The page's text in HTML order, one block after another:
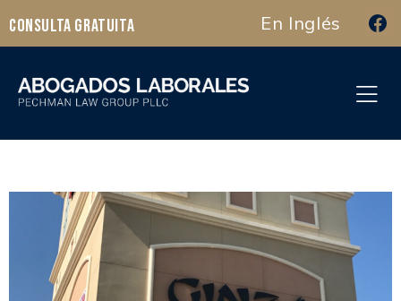
Consulta Gratuita En Inglés